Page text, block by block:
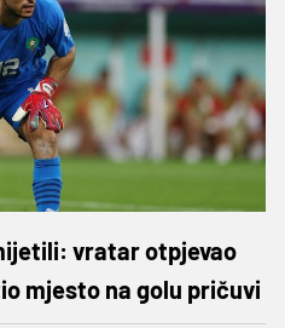
vratar otpjevao
mjesto na golu pričuvi